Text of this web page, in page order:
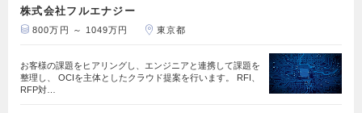
株式会社フルエナジー
800万円 ～ 1049万円 東京都
お客様の課題をヒアリングし、エンジニアと連携して課題を
整理し、 OCIを主体としたクラウド提案を行います。 RFI、
RFP対…